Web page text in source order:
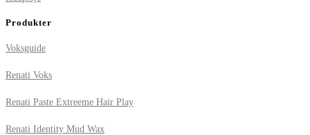
Produkter
Voksguide
Renati Voks
Renati Paste Extreeme Hair Play
Renati Identity Mud Wax